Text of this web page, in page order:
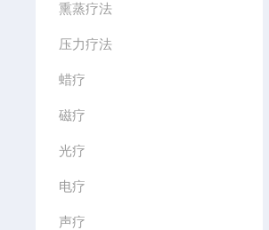
熏蒸疗法
压力疗法
蜡疗
磁疗
光疗
电疗
声疗